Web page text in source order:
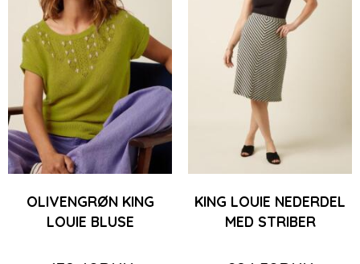
OLIVENGRØN KING
LOUIE BLUSE
KING LOUIE NEDERDEL
MED STRIBER